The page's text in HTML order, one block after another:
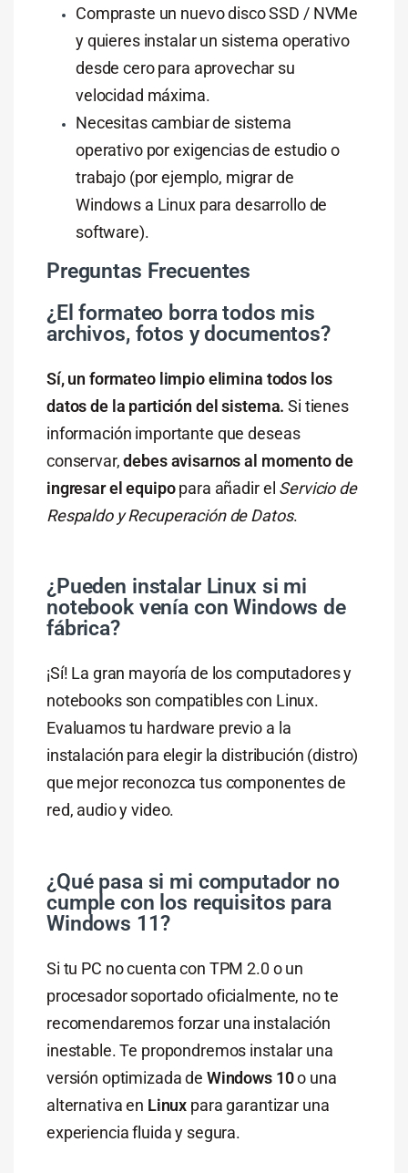
Compraste un nuevo disco SSD / NVMe
y quieres instalar un sistema operativo
desde cero para aprovechar su
velocidad máxima.
Necesitas cambiar de sistema
operativo por exigencias de estudio o
trabajo (por ejemplo, migrar de
Windows a Linux para desarrollo de
software).
Preguntas Frecuentes
¿El formateo borra todos mis
archivos, fotos y documentos?
Sí, un formateo limpio elimina todos los
datos de la partición del sistema. Si tienes
información importante que deseas
conservar,debes avisarnos al momento de
ingresar el equipopara añadir el Servicio de
Respaldo y Recuperación de Datos.
¿Pueden instalar Linux si mi
notebook venía con Windows de
fábrica?
¡Sí! La gran mayoría de los computadores y
notebooks son compatibles con Linux.
Evaluamos tu hardware previo a la
instalación para elegir la distribución (distro)
que mejor reconozca tus componentes de
red, audio y video.
¿Qué pasa si mi computador no
cumple con los requisitos para
Windows 11?
Si tu PC no cuenta con TPM 2.0 o un
procesador soportado oficialmente, no te
recomendaremos forzar una instalación
inestable. Te propondremos instalar una
versión optimizada de Windows 10o una
alternativa en Linux para garantizar una
experiencia fluida y segura.